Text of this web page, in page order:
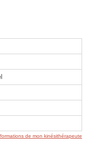
de mon kinésithérapeute